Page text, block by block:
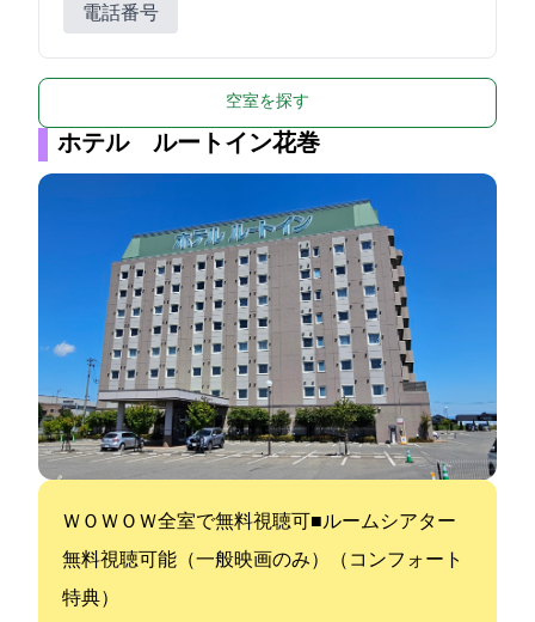
電話番号
空室を探す
ホテル ルートイン花巻
ＷＯＷＯＷ全室で無料視聴可■VODルームシアター
無料視聴可能（一般映画のみ）（コンフォート
特典）